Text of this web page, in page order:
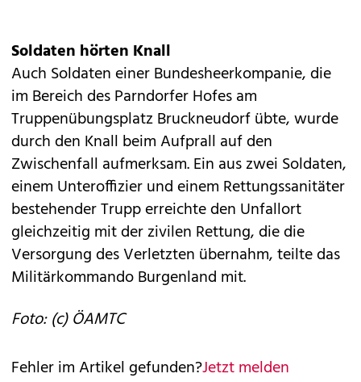
Soldaten hörten Knall
Auch Soldaten einer Bundesheerkompanie, die
im Bereich des Parndorfer Hofes am
Truppenübungsplatz Bruckneudorf übte, wurde
durch den Knall beim Aufprall auf den
Zwischenfall aufmerksam. Ein aus zwei Soldaten,
einem Unteroffizier und einem Rettungssanitäter
bestehender Trupp erreichte den Unfallort
gleichzeitig mit der zivilen Rettung, die die
Versorgung des Verletzten übernahm, teilte das
Militärkommando Burgenland mit.
Foto: (c) ÖAMTC
Fehler im Artikel gefunden?Jetzt melden